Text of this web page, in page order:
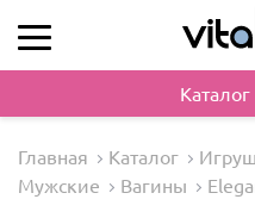
Главная Каталог
Мужские
Вагины